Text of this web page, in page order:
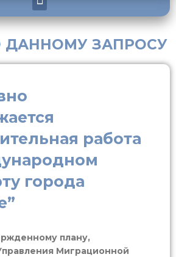
ДАННОМУ ЗАПРОСУ
работа
города
плану,
Миграционной